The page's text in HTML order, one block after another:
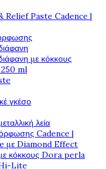
Relief Paste Cadence |
με κόκκους
ml
γκέσο
λεία
Cadence |
με Diamond Effect
κόκκους Dora perla
Lite